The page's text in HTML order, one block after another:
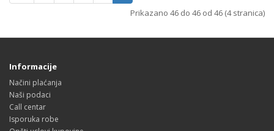
Prikazano 46 do 46 od 46 (4 stranica)
Informacije
Načini plaćanja
Naši podaci
Call centar
Isporuka robe